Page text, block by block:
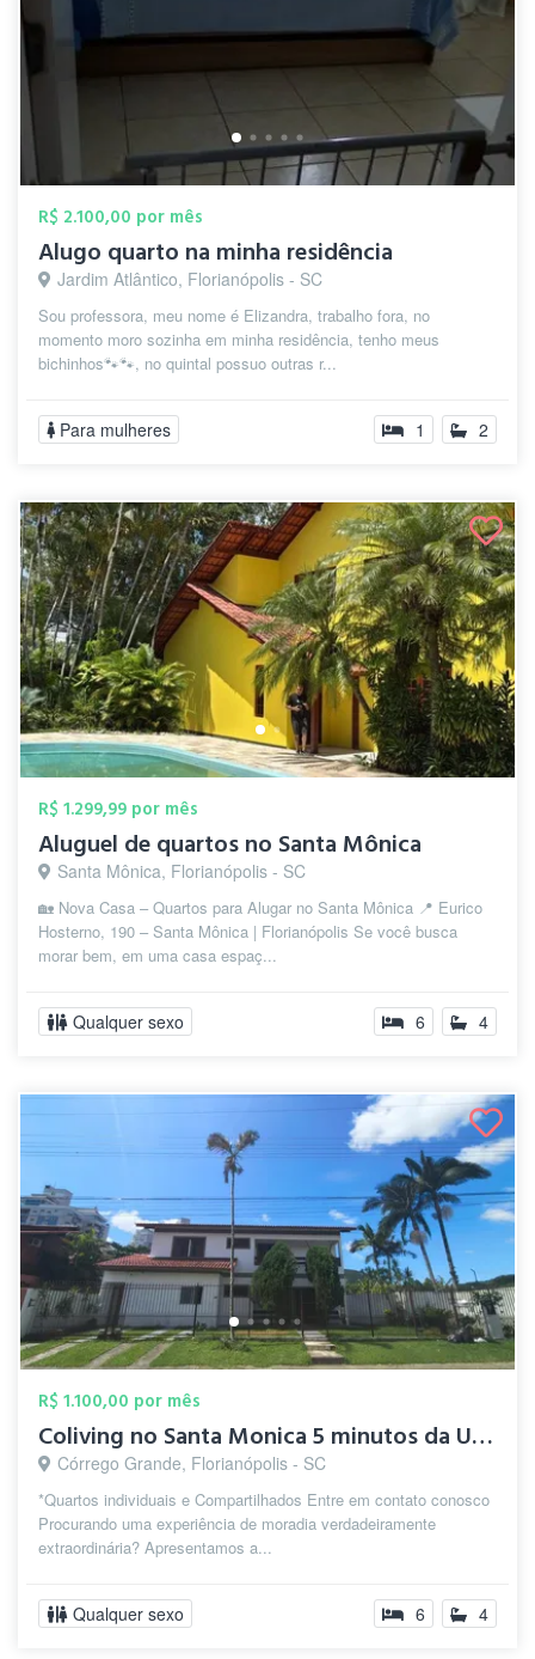
R$ 2.100,00 por mês
Alugo quarto na minha residência
Jardim Atlântico, Florianópolis - SC
Sou professora, meu nome é Elizandra, trabalho fora, no
momento moro sozinha em minha residência, tenho meus
bichinhos🐾🐾, no quintal possuo outras r...
Para mulheres 1 2
R$ 1.299,99 por mês
Aluguel de quartos no Santa Mônica
Santa Mônica, Florianópolis - SC
🏡 Nova Casa – Quartos para Alugar no Santa Mônica 📍 Eurico
Hosterno, 190 – Santa Mônica | Florianópolis Se você busca
morar bem, em uma casa espaç...
Qualquer sexo 6 4
R$ 1.100,00 por mês
Coliving no Santa Monica 5 minutos da UD...
Córrego Grande, Florianópolis - SC
*Quartos individuais e Compartilhados Entre em contato conosco
Procurando uma experiência de moradia verdadeiramente
extraordinária? Apresentamos a...
Qualquer sexo 6 4